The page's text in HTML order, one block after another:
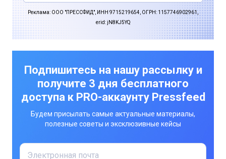
Реклама: ООО "ПРЕССФИД", ИНН 9715219654, ОГРН: 1157746902961,
erid: jN8KJ5YQ
Подпишитесь на нашу рассылку и
получите 3 дня бесплатного
доступа к PRO-аккаунту Pressfeed
Будем присылать самые актуальные материалы,
полезные советы и эксклюзивные кейсы